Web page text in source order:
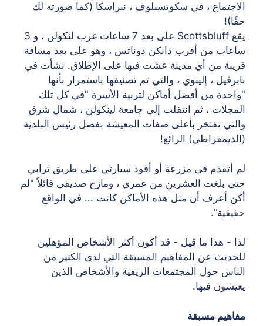
الاجتماع ، في سكوتسبلوف ، نبراسكا (كما صورته لك
حقًا)!
يقع Scottsbluff على بعد 7 ساعات غرب لنكولن ، و 3
ساعات من أقرب دانكن دوناتس ، وهو على بعد مسافة
قريبة من أي مدينة عشت فيها على الإطلاق. نشأت في
نابرفيل ، إلينوي ، والتي تم تصنيفها باستمرار بأنها
"واحدة من أفضل أماكن لتربية الأسرة "في كل تلك
المجلات ، ثم انتقلت إلى جامعة لينكولن ، شمال شرق
والتي تفتخر بأعلى صفات المعيشة بفضل رئيس البلدية
(الديمقراطي) الرائع!
لم أتقدم في مزرعة أو أقود سيارتي على طريق ترابي
حتى بلغت العشرين من عمري ، ومازح صديقي قائلاً "لم
أكن أعرف أن مثل هذه الأماكن كانت ... في الواقع
حقيقية".
لذا - هذا ما قيل - قد أكون أكثر الأشخاص المؤهلين
للحديث عن المفاهيم المسبقة التي لدى الكثير من
الناس حول المجتمعات الريفية والأشخاص الذين
يعيشون فيها.
مفاهيم مسبقة